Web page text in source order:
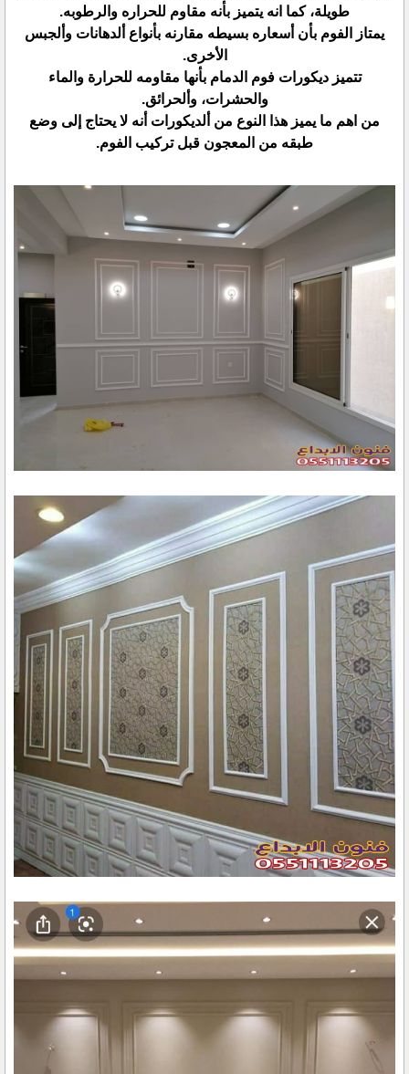
طويلة، كما انه يتميز بأنه مقاوم للحراره والرطوبه.
يمتاز الفوم بأن أسعاره بسيطه مقارنه بأنواع ألدهانات وألجبس
الأخرى.
تتميز ديكورات فوم الدمام بأنها مقاومه للحرارة والماء
والحشرات، وألحرائق.
من اهم ما يميز هذا النوع من ألديكورات أنه لا يحتاج إلى وضع
طبقه من المعجون قبل تركيب الفوم.